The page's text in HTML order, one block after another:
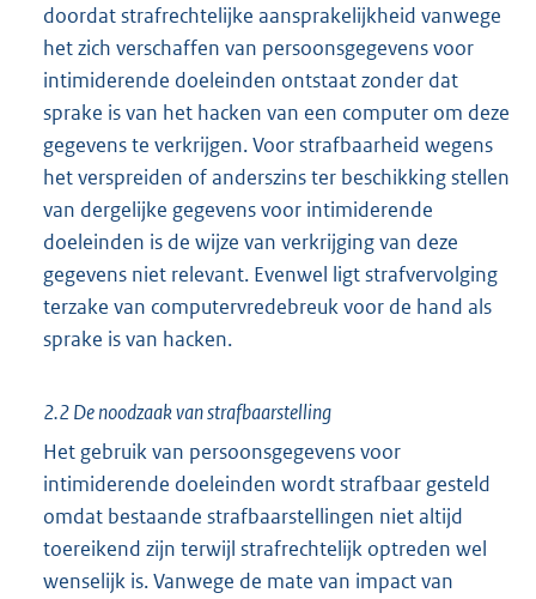
doordat strafrechtelijke aansprakelijkheid vanwege
het zich verschaffen van persoonsgegevens voor
intimiderende doeleinden ontstaat zonder dat
sprake is van het hacken van een computer om deze
gegevens te verkrijgen. Voor strafbaarheid wegens
het verspreiden of anderszins ter beschikking stellen
van dergelijke gegevens voor intimiderende
doeleinden is de wijze van verkrijging van deze
gegevens niet relevant. Evenwel ligt strafvervolging
terzake van computervredebreuk voor de hand als
sprake is van hacken.
2.2 De noodzaak van strafbaarstelling
Het gebruik van persoonsgegevens voor
intimiderende doeleinden wordt strafbaar gesteld
omdat bestaande strafbaarstellingen niet altijd
toereikend zijn terwijl strafrechtelijk optreden wel
wenselijk is. Vanwege de mate van impact van